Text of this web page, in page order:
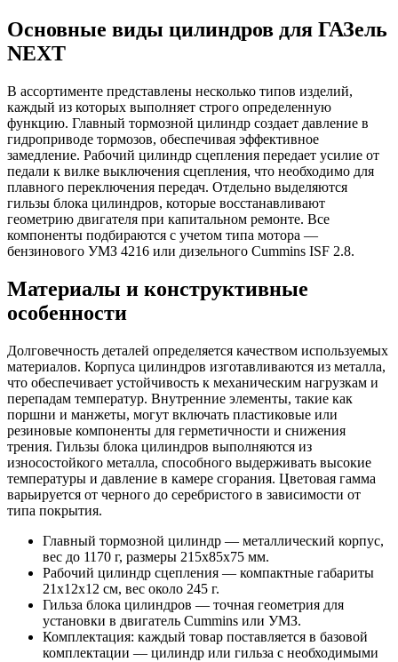
Основные виды цилиндров для ГАЗель
NEXT
В ассортименте представлены несколько типов изделий,
каждый из которых выполняет строго определенную
функцию. Главный тормозной цилиндр создает давление в
гидроприводе тормозов, обеспечивая эффективное
замедление. Рабочий цилиндр сцепления передает усилие от
педали к вилке выключения сцепления, что необходимо для
плавного переключения передач. Отдельно выделяются
гильзы блока цилиндров, которые восстанавливают
геометрию двигателя при капитальном ремонте. Все
компоненты подбираются с учетом типа мотора —
бензинового УМЗ 4216 или дизельного Cummins ISF 2.8.
Материалы и конструктивные
особенности
Долговечность деталей определяется качеством используемых
материалов. Корпуса цилиндров изготавливаются из металла,
что обеспечивает устойчивость к механическим нагрузкам и
перепадам температур. Внутренние элементы, такие как
поршни и манжеты, могут включать пластиковые или
резиновые компоненты для герметичности и снижения
трения. Гильзы блока цилиндров выполняются из
износостойкого металла, способного выдерживать высокие
температуры и давление в камере сгорания. Цветовая гамма
варьируется от черного до серебристого в зависимости от
типа покрытия.
Главный тормозной цилиндр — металлический корпус,
вес до 1170 г, размеры 215х85х75 мм.
Рабочий цилиндр сцепления — компактные габариты
21х12х12 см, вес около 245 г.
Гильза блока цилиндров — точная геометрия для
установки в двигатель Cummins или УМЗ.
Комплектация: каждый товар поставляется в базовой
комплектации — цилиндр или гильза с необходимыми